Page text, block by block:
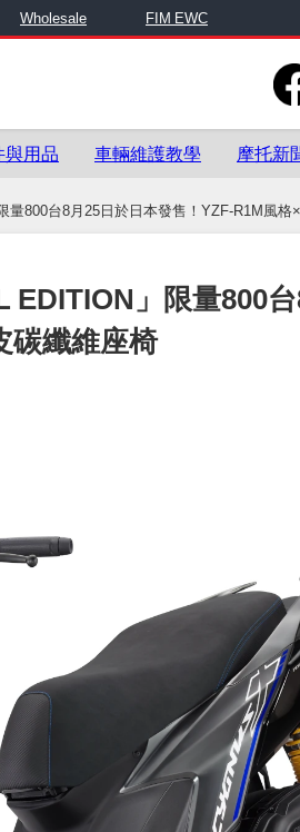
Wholesale FIM EWC
與用品 車輛維護教學 摩托新
量800台8月25日於日本發售！YZF-R1M風格
EDITION」限量800
碳纖維座椅